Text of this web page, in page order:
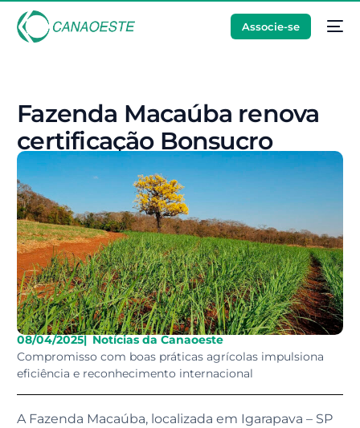
Associe-se
Fazenda Macaúba renova
certificação Bonsucro
08/04/2025| Notícias da Canaoeste
Compromisso com boas práticas agrícolas impulsiona
eficiência e reconhecimento internacional
A Fazenda Macaúba, localizada em Igarapava – SP